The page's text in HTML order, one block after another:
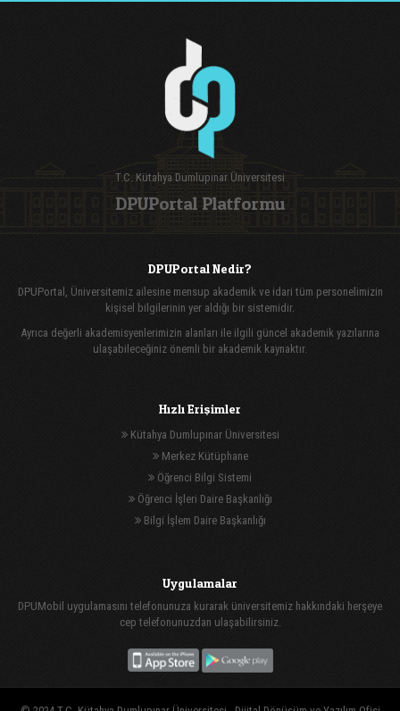
T.C. Kütahya Dumlupınar Üniversitesi
DPUPortal Platformu
DPUPortal Nedir?
DPUPortal, Üniversitemiz ailesine mensup akademik ve idari tüm personelimizin
kişisel bilgilerinin yer aldığı bir sistemidir.
Ayrıca değerli akademisyenlerimizin alanları ile ilgili güncel akademik yazılarına
ulaşabileceğiniz önemli bir akademik kaynaktır.
Hızlı Erişimler
Kütahya Dumlupınar Üniversitesi
Merkez Kütüphane
Öğrenci Bilgi Sistemi
Öğrenci İşleri Daire Başkanlığı
Bilgi İşlem Daire Başkanlığı
Uygulamalar
DPUMobil uygulamasını telefonunuza kurarak üniversitemiz hakkındaki herşeye
cep telefonunuzdan ulaşabilirsiniz.